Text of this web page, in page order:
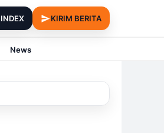
INDEX KIRIM BERITA
News